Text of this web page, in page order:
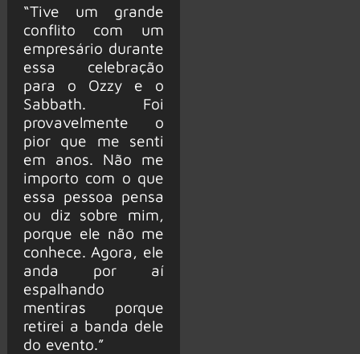
“Tive um grande
conflito com um
empresário durante
essa celebração
para o Ozzy e o
Sabbath. Foi
provavelmente o
pior que me senti
em anos. Não me
importo com o que
essa pessoa pensa
ou diz sobre mim,
porque ele não me
conhece. Agora, ele
anda por aí
espalhando
mentiras porque
retirei a banda dele
do evento.”